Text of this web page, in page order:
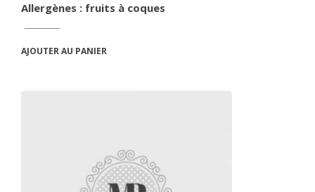
Allergènes : fruits à coques
AJOUTER AU PANIER